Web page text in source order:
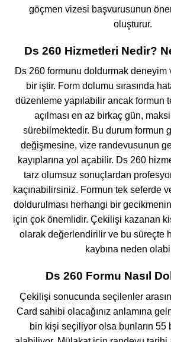
göçmen vizesi başvurusunun
oluşturur.
Ds 260 Hizmetleri Nedir?
Ds 260 formunu doldurmak deneyim
bir iştir. Form dolumu sırasında
düzenleme yapılabilir ancak formun
açılması en az birkaç gün,
sürebilmektedir. Bu durum formun
değişmesine, vize randevusunun
kayıplarına yol açabilir. Ds 260
tarz olumsuz sonuçlardan
kaçınabilirsiniz. Formun tek seferde
doldurulması herhangi bir
için çok önemlidir. Çekilişi kazanan
olarak değerlendirilir ve bu süreçte
kaybına neden
Ds 260 Formu Nasıl
Çekilişi sonucunda seçilenler
Card sahibi olacağınız anlamına
bin kişi seçiliyor olsa bunların 55